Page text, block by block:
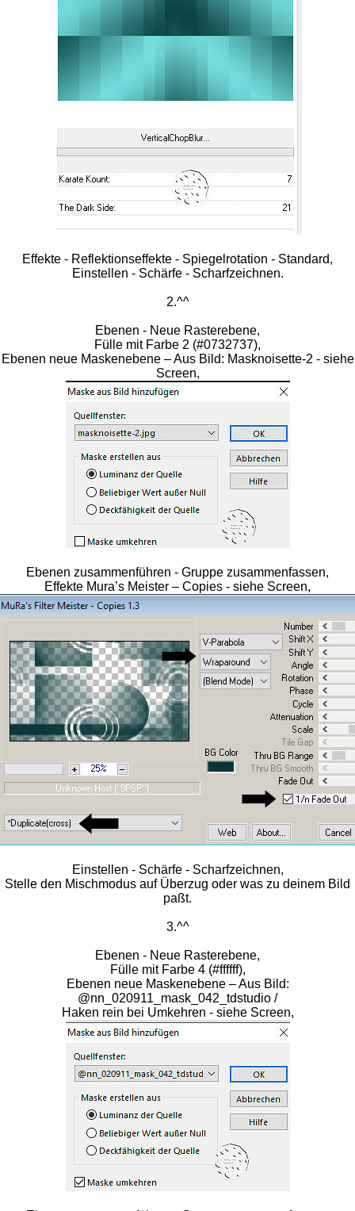
Effekte - Reflektionseffekte - Spiegelrotation - Standard,
Einstellen - Schärfe - Scharfzeichnen.
2.^^
Ebenen - Neue Rasterebene,
Fülle mit Farbe 2 (#0732737),
Ebenen neue Maskenebene – Aus Bild: Masknoisette-2 - siehe
Screen,
Ebenen zusammenführen - Gruppe zusammenfassen,
Effekte Mura’s Meister – Copies - siehe Screen,
Einstellen - Schärfe - Scharfzeichnen,
Stelle den Mischmodus auf Überzug oder was zu deinem Bild
paßt.
3.^^
Ebenen - Neue Rasterebene,
Fülle mit Farbe 4 (#ffffff),
Ebenen neue Maskenebene – Aus Bild:
@nn_020911_mask_042_tdstudio /
Haken rein bei Umkehren - siehe Screen,